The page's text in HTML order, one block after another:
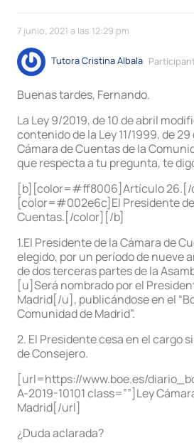
7 junio, 2021 a las 12:29 pm
Tutora Cristina Albala
Buenas tardes, Fernando.
La Ley 9/2019, de 10 de abril
contenido de la Ley 11/1999, de 29
Cámara de Cuentas de la
que respecta a tu pregunta, te
[b][color=#ff8006]Artículo
[color=#002e6c]El Presidente
Cuentas.[/color][/b]
1.El Presidente de la Cámara de
elegido, por un período de nueve
de dos terceras partes de la
[u]Será nombrado por el
Madrid[/u], publicándose en el
Comunidad de Madrid”.
2. El Presidente cesa en el cargo
de Consejero.
[url=https://www.boe.es/
A-2019-10101 class=””]Ley
Madrid[/url]
¿Duda aclarada?